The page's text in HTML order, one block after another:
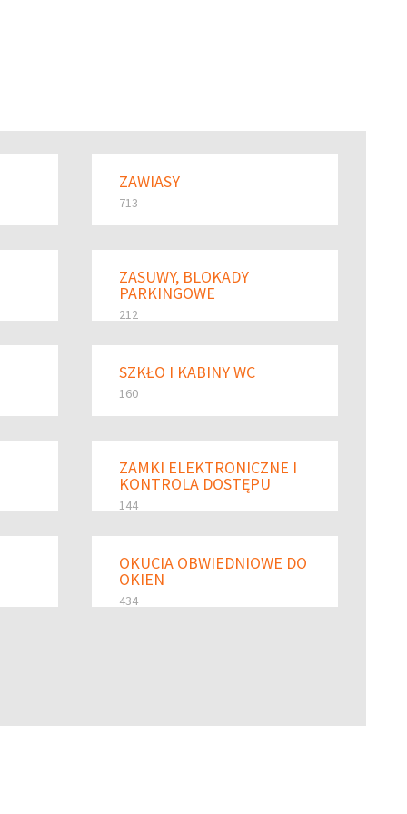
ZAWIASY
713
ZASUWY, BLOKADY
PARKINGOWE
212
SZKŁO I KABINY WC
160
ZAMKI ELEKTRONICZNE I
KONTROLA DOSTĘPU
144
OKUCIA OBWIEDNIOWE DO
OKIEN
434